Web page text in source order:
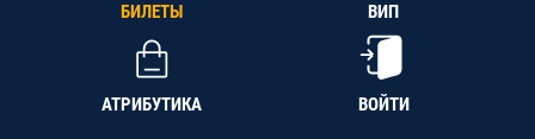
БИЛЕТЫ ВИП
АТРИБУТИКА ВОЙТИ